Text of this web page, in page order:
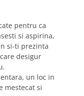
pentru ca
si aspirina,
si-ti prezinta
desigur
un loc in
mestecat si